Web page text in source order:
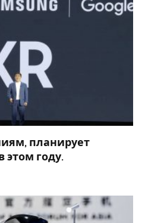
планирует
этом году.